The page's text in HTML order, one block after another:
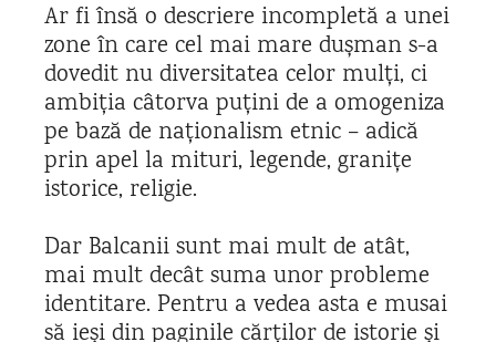
Ar fi însă o descriere incompletă a unei
zone în care cel mai mare dușman s-a
dovedit nu diversitatea celor mulți, ci
ambiția câtorva puțini de a omogeniza
pe bază de naționalism etnic – adică
prin apel la mituri, legende, granițe
istorice, religie.
Dar Balcanii sunt mai mult de atât,
mai mult decât suma unor probleme
identitare. Pentru a vedea asta e musai
să ieși din paginile cărților de istorie și